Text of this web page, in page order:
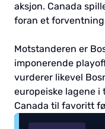
aksjon. Canada
foran et
Motstanderen er
imponerende
vurderer likevel
europeiske lagene i
Canada til favoritt